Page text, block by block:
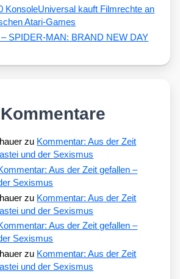
Universal kauft Filmrechte an
Atari-Games
– SPIDER-MAN: BRAND NEW DAY
zu Kommentar: Aus der Zeit
und der Sexismus
Aus der Zeit gefallen –
Sexismus
zu Kommentar: Aus der Zeit
und der Sexismus
Aus der Zeit gefallen –
Sexismus
zu Kommentar: Aus der Zeit
und der Sexismus